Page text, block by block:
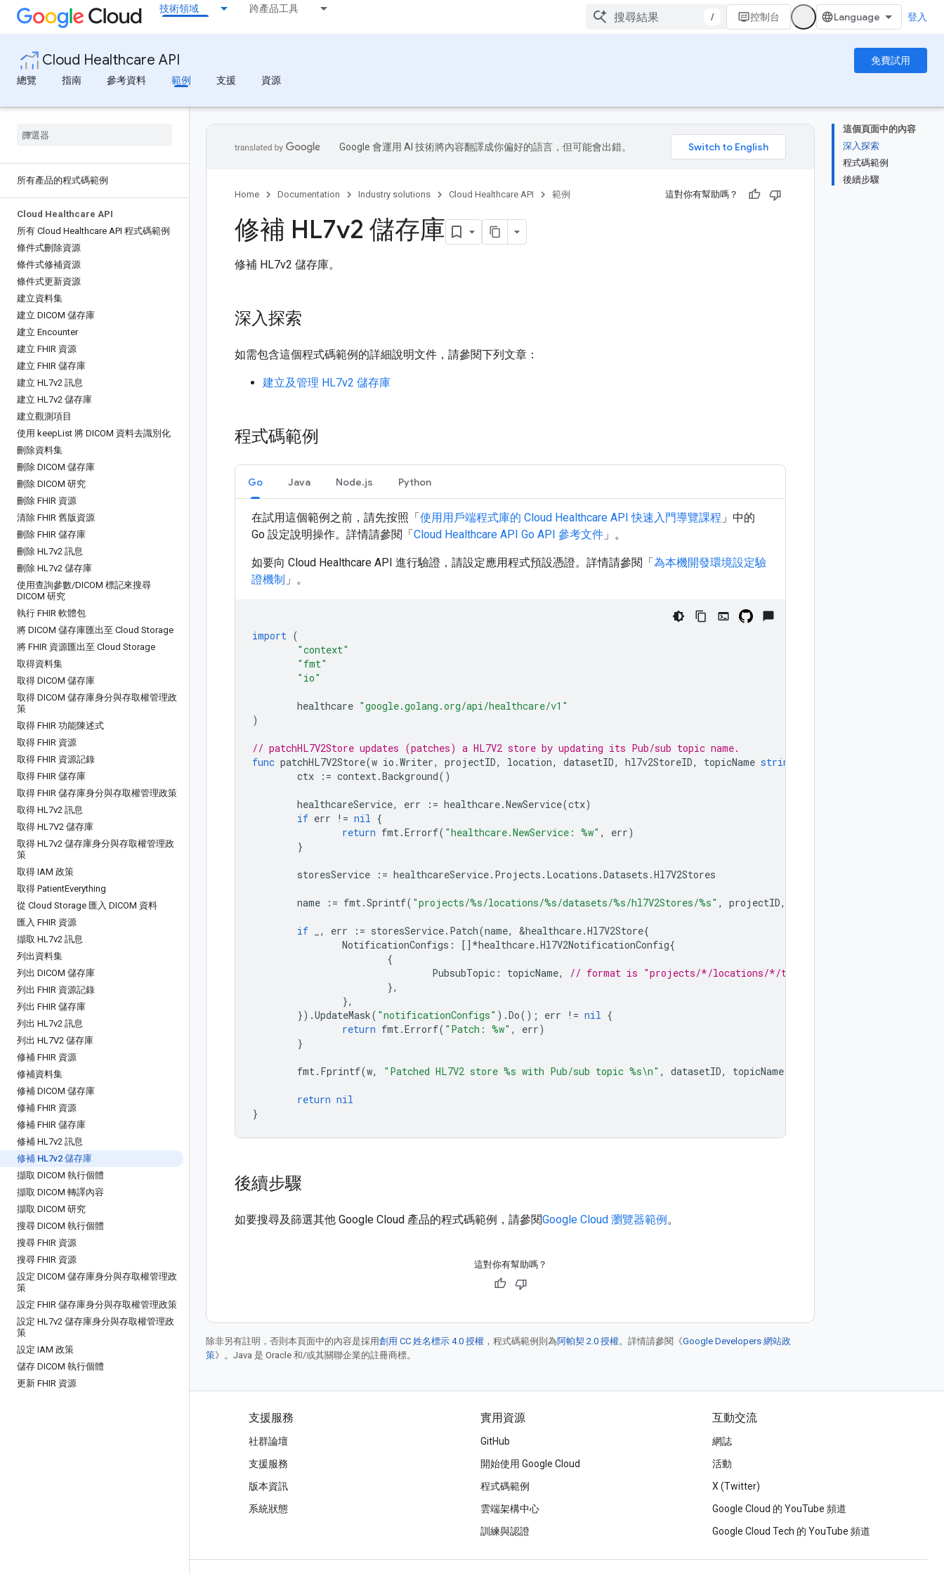
技術領域 跨產品工具
/ 控制台 登入
Cloud Healthcare API
免費試用
總覽
指南 參考資料 範例 支援 資源
所有產品的程式碼範例
Cloud Healthcare API
所有 Cloud Healthcare API 程式碼範例
條件式刪除資源
條件式修補資源
條件式更新資源
建立資料集
建立 DICOM 儲存庫
建立 Encounter
建立 FHIR 資源
建立 FHIR 儲存庫
建立 HL7v2 訊息
建立 HL7v2 儲存庫
建立觀測項目
使用 keepList 將 DICOM 資料去識別化
刪除資料集
刪除 DICOM 儲存庫
刪除 DICOM 研究
刪除 FHIR 資源
清除 FHIR 舊版資源
刪除 FHIR 儲存庫
刪除 HL7v2 訊息
刪除 HL7v2 儲存庫
使用查詢參數/DICOM 標記來搜尋
DICOM 研究
執行 FHIR 軟體包
將 DICOM 儲存庫匯出至 Cloud Storage
將 FHIR 資源匯出至 Cloud Storage
取得資料集
取得 DICOM 儲存庫
取得 DICOM 儲存庫身分與存取權管理政
策
取得 FHIR 功能陳述式
取得 FHIR 資源
取得 FHIR 資源記錄
取得 FHIR 儲存庫
取得 FHIR 儲存庫身分與存取權管理政策
取得 HL7v2 訊息
取得 HL7V2 儲存庫
取得 HL7v2 儲存庫身分與存取權管理政
策
取得 IAM 政策
取得 PatientEverything
從 Cloud Storage 匯入 DICOM 資料
匯入 FHIR 資源
擷取 HL7v2 訊息
列出資料集
列出 DICOM 儲存庫
列出 FHIR 資源記錄
列出 FHIR 儲存庫
列出 HL7v2 訊息
列出 HL7V2 儲存庫
修補 FHIR 資源
修補資料集
修補 DICOM 儲存庫
修補 FHIR 資源
修補 FHIR 儲存庫
修補 HL7v2 訊息
修補 HL7v2 儲存庫
擷取 DICOM 執行個體
擷取 DICOM 轉譯內容
擷取 DICOM 研究
搜尋 DICOM 執行個體
搜尋 FHIR 資源
搜尋 FHIR 資源
設定 DICOM 儲存庫身分與存取權管理政
策
設定 FHIR 儲存庫身分與存取權管理政策
設定 HL7v2 儲存庫身分與存取權管理政
策
設定 IAM 政策
儲存 DICOM 執行個體
更新 FHIR 資源
這個頁面中的內容
深入探索
程式碼範例
後續步驟
Google 會運用 AI 技術將內容翻譯成你偏好的語言，但可能會出錯。
Home Documentation Industry solutions Cloud Healthcare API 範例 這對你有幫助嗎？
修補 HL7v2 儲存庫
修補 HL7v2 儲存庫。
深入探索
如需包含這個程式碼範例的詳細說明文件，請參閱下列文章：
建立及管理 HL7v2 儲存庫
程式碼範例
Go Java Node.js Python
在試用這個範例之前，請先按照「使用用戶端程式庫的 Cloud Healthcare API 快速入門導覽課程 」中的
Go 設定說明操作。詳情請參閱「Cloud Healthcare API Go API 參考文件 」。
如要向 Cloud Healthcare API 進行驗證，請設定應用程式預設憑證。詳情請參閱「為本機開發環境設定驗
證機制 」。
import (
"context"
"fmt"
"io"
healthcare "google.golang.org/api/healthcare/v1"
)
// patchHL7V2Store updates (patches) a HL7V2 store by updating its Pub/sub topic name.
func patchHL7V2Store(w io .Writer, projectID, location, datasetID, hl7v2StoreID, topicName string
ctx
:= context.Background()
healthcareService, err := healthcare.NewService(ctx)
if err != nil {
return fmt.Errorf( "healthcare.NewService: %w" , err)
}
storesService := healthcareService. Projects . Locations .Datasets .Hl7V2Stores
name := fmt.Sprintf( "projects/%s/locations/%s/datasets/%s/hl7V2Stores/%s" , projectID,
if , err := storesService. Patch(name, &healthcare.Hl7V2Store{
NotificationConfigs : [] *healthcare.Hl7V2NotificationConfig{
{
PubsubTopic : topicName,
// format is "projects/*/locations/*/topics/*"
},
},
}).UpdateMask( "notificationConfigs" ).Do(); err != nil {
return fmt.Errorf( "Patch: %w" , err)
}
fmt. Fprintf(w, "Patched HL7V2 store %s with Pub/sub topic %s\n" , datasetID, topicName
return nil
}
後續步驟
如要搜尋及篩選其他 Google Cloud 產品的程式碼範例，請參閱Google Cloud 瀏覽器範例。
這對你有幫助嗎？
除非另有註明，否則本頁面中的內容是採用創用 CC 姓名標示 4.0 授權 ，程式碼範例則為阿帕契 2.0 授權。詳情請參閱《Google Developers 網站政
策》。Java 是 Oracle 和/或其關聯企業的註冊商標。
支援服務
社群論壇
支援服務
版本資訊
系統狀態
實用資源
GitHub
開始使用 Google Cloud
程式碼範例
雲端架構中心
訓練與認證
互動交流
網誌
活動
X (Twitter)
Google Cloud 的 YouTube 頻道
Google Cloud Tech 的 YouTube 頻道